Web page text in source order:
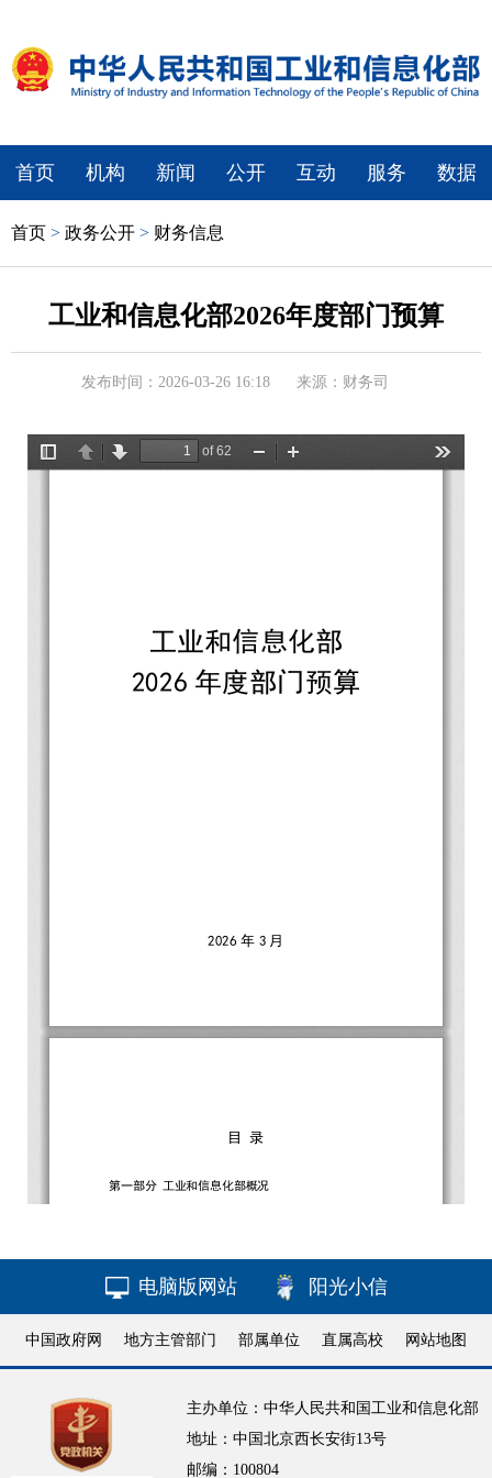
首页 机构 新闻 公开 互动 服务 数据
首页 > 政务公开 > 财务信息
工业和信息化部2026年度部门预算
发布时间：2026-03-26 16:18 来源：财务司
电脑版网站 阳光小信
中国政府网 地方主管部门 部属单位 直属高校 网站地图
主办单位：中华人民共和国工业和信息化部
地址：中国北京西长安街13号
邮编：100804